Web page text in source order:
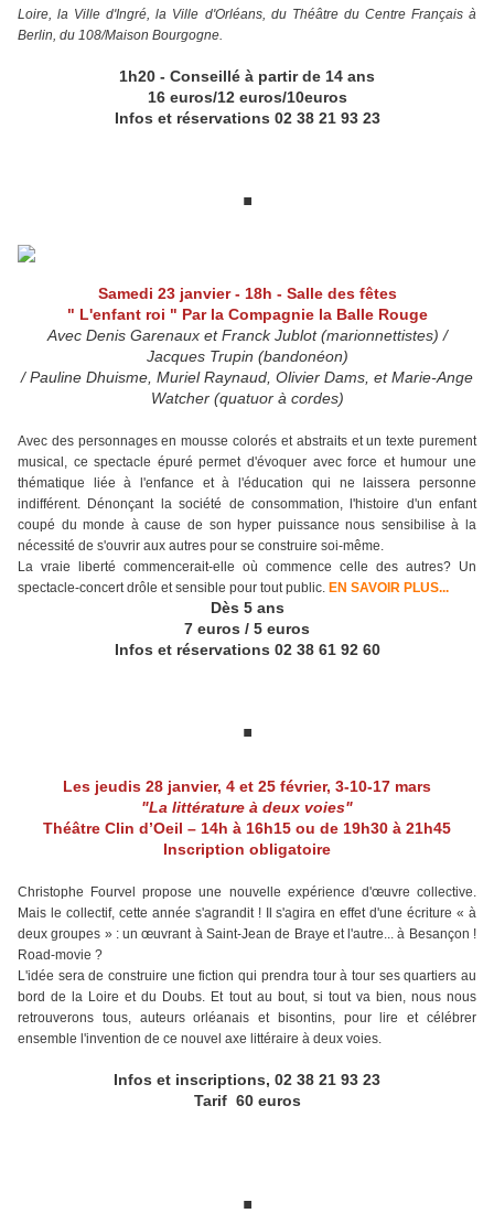
Loire, la Ville d'Ingré, la Ville d'Orléans, du Théâtre du Centre Français à
Berlin, du 108/Maison Bourgogne.
1h20 - Conseillé à partir de 14 ans
16 euros/12 euros/10euros
Infos et réservations 02 38 21 93 23
.
Samedi 23 janvier- 18h - Salle des fêtes
" L'enfant roi " Par la Compagnie la Balle Rouge
Avec Denis Garenaux et Franck Jublot (marionnettistes) /
Jacques Trupin (bandonéon)
/ Pauline Dhuisme, Muriel Raynaud, Olivier Dams, et Marie-Ange
Watcher (quatuor à cordes)
Avec des personnages en mousse colorés et abstraits et un texte purement
musical, ce spectacle épuré permet d'évoquer avec force et humour une
thématique liée à l'enfance et à l'éducation qui ne laissera personne
indifférent. Dénonçant la société de consommation, l'histoire d'un enfant
coupé du monde à cause de son hyper puissance nous sensibilise à la
nécessité de s'ouvrir aux autres pour se construire soi-même.
La vraie liberté commencerait-elle où commence celle des autres? Un
spectacle-concert drôle et sensible pour tout public. EN SAVOIR PLUS...
Dès 5 ans
7 euros / 5 euros
Infos et réservations 02 38 61 92 60
.
Les jeudis 28 janvier, 4 et 25 février, 3-10-17 mars
"La littérature à deux voies"
Théâtre Clin d’Oeil – 14h à 16h15 ou de 19h30 à 21h45
Inscription obligatoire
Christophe Fourvel propose une nouvelle expérience d'œuvre collective.
Mais le collectif, cette année s'agrandit ! Il s'agira en effet d'une écriture « à
deux groupes » : un œuvrant à Saint-Jean de Braye et l'autre... à Besançon !
Road-movie ?
L'idée sera de construire une fiction qui prendra tour à tour ses quartiers au
bord de la Loire et du Doubs. Et tout au bout, si tout va bien, nous nous
retrouverons tous, auteurs orléanais et bisontins, pour lire et célébrer
ensemble l'invention de ce nouvel axe littéraire à deux voies.
Infos et inscriptions, 02 38 21 93 23
Tarif 60 euros
.